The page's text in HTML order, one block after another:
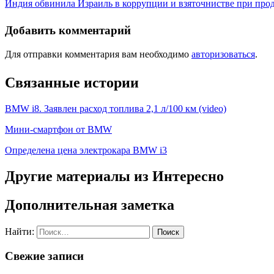
Индия обвинила Израиль в коррупции и взяточнистве при
Добавить комментарий
Для отправки комментария вам необходимо авторизоваться.
Связанные истории
BMW i8. Заявлен расход топлива 2,1 л/100 км (video)
Мини-смартфон от BMW
Определена цена электрокара BMW i3
Другие материалы из Интересно
Дополнительная заметка
Найти:
Свежие записи